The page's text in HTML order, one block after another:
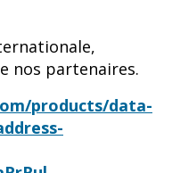
nos partenaires.
products/data-